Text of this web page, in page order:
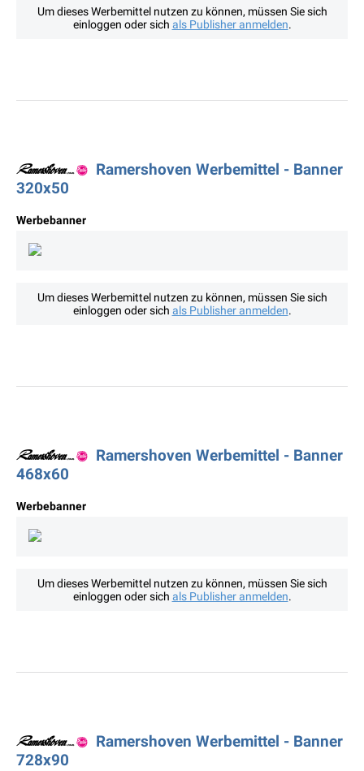
Um dieses Werbemittel nutzen zu können, müssen Sie sich
einloggen oder sich als Publisher anmelden.
Ramershoven Werbemittel - Banner
320x50
Werbebanner
Um dieses Werbemittel nutzen zu können, müssen Sie sich
einloggen oder sich als Publisher anmelden.
Ramershoven Werbemittel - Banner
468x60
Werbebanner
Um dieses Werbemittel nutzen zu können, müssen Sie sich
einloggen oder sich als Publisher anmelden.
Ramershoven Werbemittel - Banner
728x90